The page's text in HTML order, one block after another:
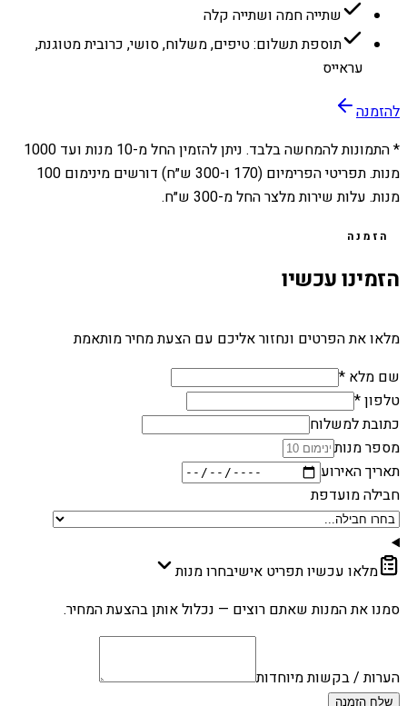
שתייה חמה ושתייה קלה
תוספת תשלום: טיפים, משלוח, סושי, כרובית מטוגנת,
עראייס
להזמנה
* התמונות להמחשה בלבד. ניתן להזמין החל מ-10 מנות ועד 1000
מנות. תפריטי הפרימיום (170 ו-300 ש״ח) דורשים מינימום 100
מנות. עלות שירות מלצר החל מ-300 ש״ח.
הזמנה
הזמינו עכשיו
מלאו את הפרטים ונחזור אליכם עם הצעת מחיר מותאמת
שם מלא *
טלפון *
כתובת למשלוח
מספר מנות
תאריך האירוע
חבילה מועדפת
מלאו עכשיו תפריט אישיבחרו מנות
סמנו את המנות שאתם רוצים — נכלול אותן בהצעת המחיר.
הערות / בקשות מיוחדות
שלח הזמנה